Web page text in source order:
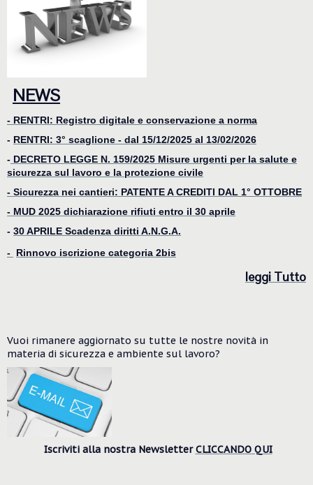
NEWS
- RENTRI: Registro digitale e conservazione a norma
- RENTRI: 3° scaglione - dal 15/12/2025 al 13/02/2026
- DECRETO LEGGE N. 159/2025 Misure urgenti per la salute e
sicurezza sul lavoro e la protezione civile
- Sicurezza nei cantieri: PATENTE A CREDITI DAL 1° OTTOBRE
- MUD 2025 dichiarazione rifiuti entro il 30 aprile
- 30 APRILE Scadenza diritti A.N.G.A.
- Rinnovo iscrizione categoria 2bis
leggi Tutto
Vuoi rimanere aggiornato su tutte le nostre novità in
materia di sicurezza e ambiente sul lavoro?
Iscriviti alla nostra NewsletterCLICCANDO QUI